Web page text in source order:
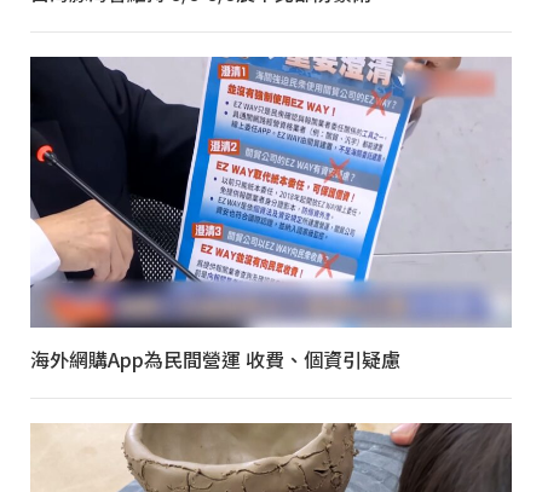
海外網購App為民間營運 收費、個資引疑慮